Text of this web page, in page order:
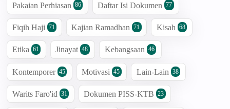
Pakaian Perhiasan 86 Daftar Isi Dokumen 77
Fiqih Haji 71 Kajian Ramadhan 71 Kisah 68
Etika 61 Jinayat 48 Kebangsaan 46
Kontemporer 45 Motivasi 45 Lain-Lain 38
Warits Faro'id 31 Dokumen PISS-KTB 23